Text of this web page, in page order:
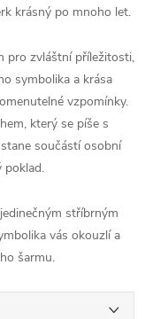
krásný po mnoho let.
pro zvláštní příležitosti,
symbolika a krása
vzpomínky.
který se píše s
součástí osobní
poklad.
stříbrným
vás okouzlí a
šarmu.